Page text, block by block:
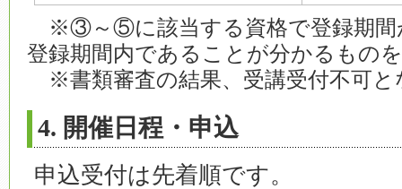
※③～⑤に該当する資格で登録期間
登録期間内であることが分かるもの
※書類審査の結果、受講受付不可と
4. 開催日程・申込
申込受付は先着順です。